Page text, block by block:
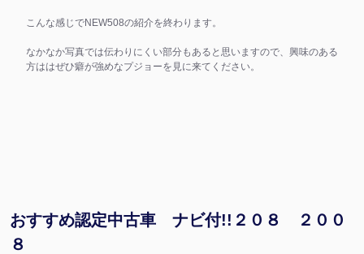
こんな感じでNEW508の紹介を終わります。
なかなか写真では伝わりにくい部分もあると思いますので、興味のある
方ははぜひ癖が強めなプジョーを見に来てください。
おすすめ認定中古車 ナビ付!!２０８ ２００
８